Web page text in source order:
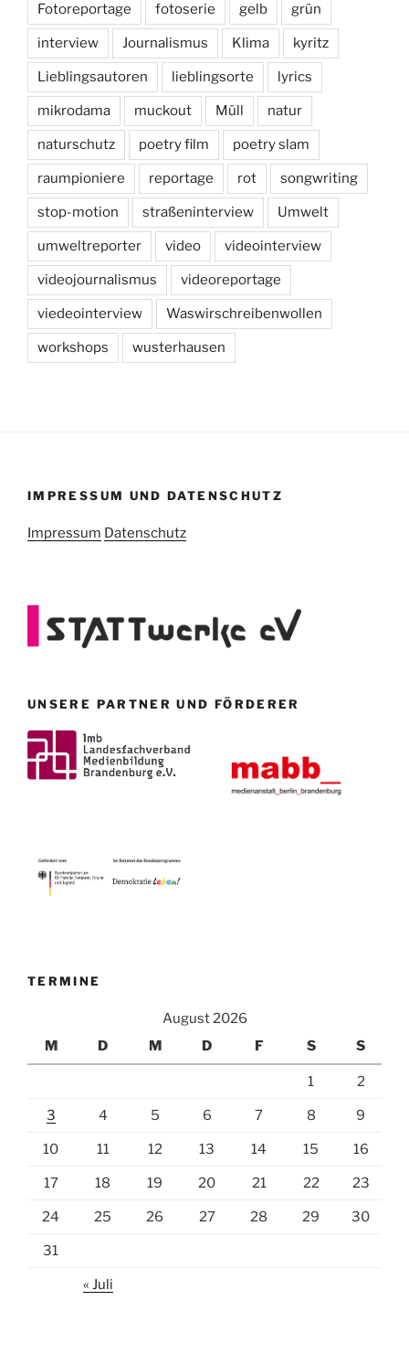
Fotoreportage fotoserie gelb grün
interview Journalismus Klima kyritz
Lieblingsautoren lieblingsorte lyrics
mikrodama muckout Müll natur
naturschutz poetry film poetry slam
raumpioniere reportage rot songwriting
stop-motion straßeninterview Umwelt
umweltreporter video videointerview
videojournalismus videoreportage
viedeointerview Waswirschreibenwollen
workshops wusterhausen
IMPRESSUM UND DATENSCHUTZ
Impressum Datenschutz
UNSERE PARTNER UND FÖRDERER
TERMINE
August 2026
M
D M D F S S
1 2
3 4 5 6 7 8 9
10 11 12 13 14 15 16
17 18 19 20 21 22 23
24 25 26 27 28 29 30
31
« Juli